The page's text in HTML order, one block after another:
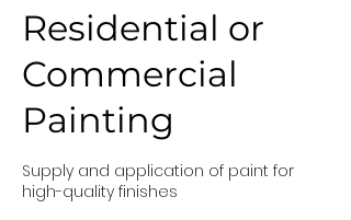
Residential or
Commercial
Painting
Supply and application of paint for
high-quality finishes